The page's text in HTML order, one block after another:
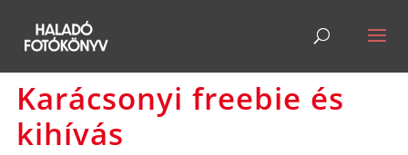
Karácsonyi freebie és
kihívás